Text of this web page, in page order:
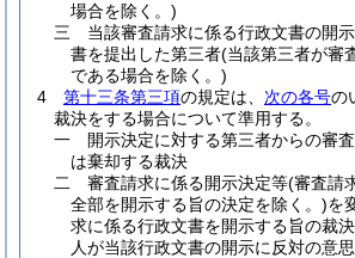
場合を除く。)
三
当該審査請求に係る行政文書の開
書を提出した第三者(当該第三者が審
である場合を除く。)
4
第十三条第三項の規定は、 次の各号の
裁決をする場合について準用する。
一
開示決定に対する第三者からの審
は棄却する裁決
二
審査請求に係る開示決定等(審査請
全部を開示する旨の決定を除く。)を
求に係る行政文書を開示する旨の裁決
人が当該行政文書の開示に反対の意